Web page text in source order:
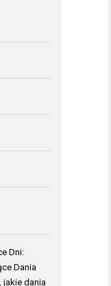
Dni:
Dania
jakie dania